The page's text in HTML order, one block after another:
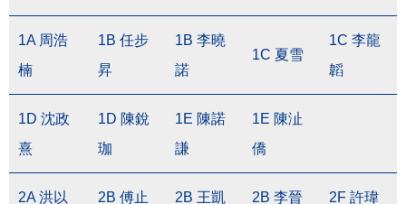
1A 周浩
楠
1B 任步
昇
1B 李曉
諾
1C 夏雪
1C 李龍
韜
1D 沈政
熹
1D 陳銳
珈
1E 陳諾
謙
1E 陳沚
僑
2A 洪以 2B 傅止 2B 王凱 2B 李晉 2F 許瑋